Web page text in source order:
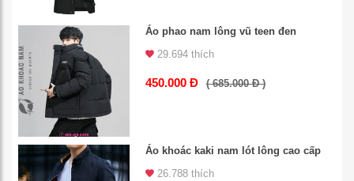
Áo phao nam lông vũ teen đen
29.694 thích
450.000 Đ ( 685.000 Đ )
Áo khoác kaki nam lót lông cao cấp
26.788 thích